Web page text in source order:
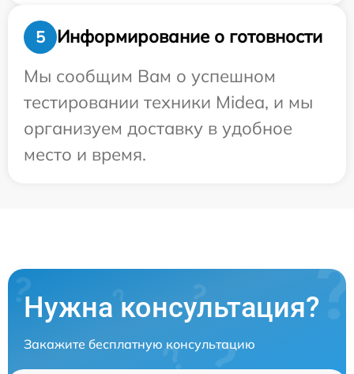
5
Информирование о готовности
Мы сообщим Вам о успешном
тестировании техники Midea, и мы
организуем доставку в удобное
место и время.
Нужна консультация?
Закажите бесплатную консультацию